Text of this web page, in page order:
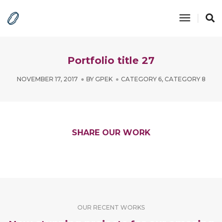
Toggle
Portfolio title 27
NOVEMBER 17, 2017 BY GPEK CATEGORY 6, CATEGORY 8
SHARE OUR WORK
OUR RECENT WORKS